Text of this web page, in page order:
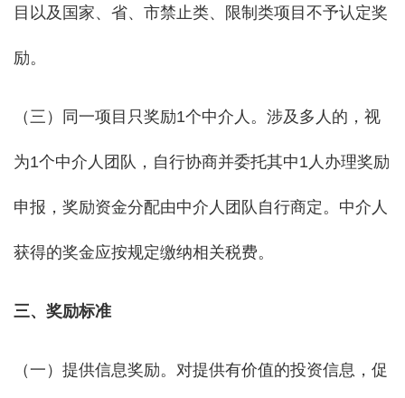
目以及国家、省、市禁止类、限制类项目不予认定奖
励。
（三）同一项目只奖励1个中介人。涉及多人的，视
为1个中介人团队，自行协商并委托其中1人办理奖励
申报，奖励资金分配由中介人团队自行商定。中介人
获得的奖金应按规定缴纳相关税费。
三、奖励标准
（一）提供信息奖励。对提供有价值的投资信息，促